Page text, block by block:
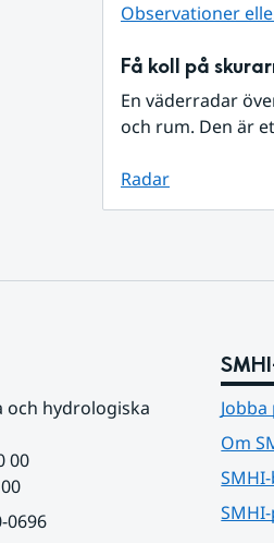
Observationer
Få koll på
En väderradar
och rum. Den är
Radar
och hydrologiska
00
0696
Jobba
Om